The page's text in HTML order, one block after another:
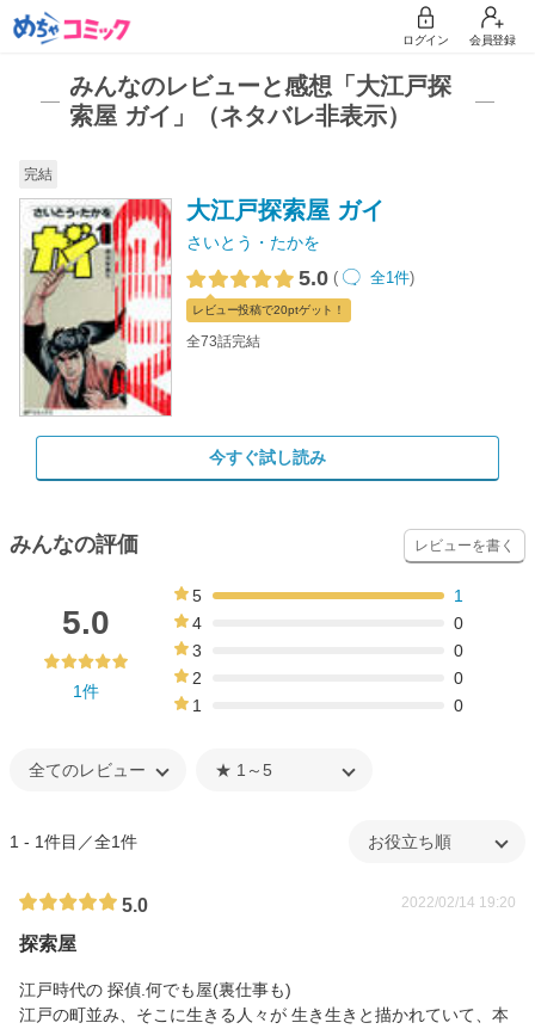
ログイン 会員登録
みんなのレビューと感想「大江戸探
索屋 ガイ」（ネタバレ非表示）
完結
大江戸探索屋 ガイ
さいとう・たかを
5.0 ( 全1件)
レビュー投稿で20ptゲット！
全73話完結
今すぐ試し読み
みんなの評価 レビューを書く
5.0
1件
5
1
4
0
3
0
2
0
1
0
1 - 1件目／全1件
5.0 2022/02/14 19:20
探索屋
江戸時代の 探偵.何でも屋(裏仕事も)
江戸の町並み、そこに生きる人々が 生き生きと描かれていて、本